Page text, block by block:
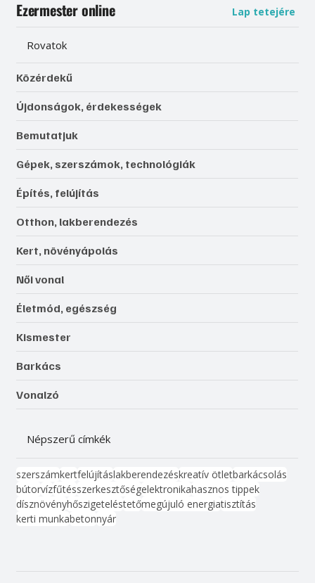
Ezermester online Lap tetejére
Rovatok
Közérdekű
Újdonságok, érdekességek
Bemutatjuk
Gépek, szerszámok, technológiák
Építés, felújítás
Otthon, lakberendezés
Kert, növényápolás
Női vonal
Életmód, egészség
Kismester
Barkács
Vonalzó
Népszerű címkék
szerszámkertfelújításlakberendezéskreatív ötletbarkácsolás
bútorvízfűtésszerkesztőségelektronikahasznos tippek
dísznövényhőszigeteléstetőmegújuló energiatisztítás
kerti munkabetonnyár